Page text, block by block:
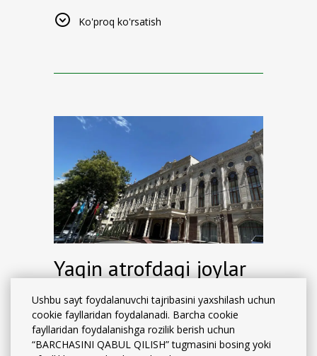
Ushbu sayt foydalanuvchi tajribasini yaxshilash uchun
cookie fayllaridan foydalanadi. Barcha cookie
fayllaridan foydalanishga rozilik berish uchun
“BARCHASINI QABUL QILISH” tugmasini bosing yoki
Transfer xizmatidan foydalanganda, iltimos,
ma'murlarga +998332211777 raqami orqali
Ko'proq ko'rsatish
Yaqin atrofdagi joylar
haqida ma'lumot!
King Plaza mehmonxonasini tanlab, siz
Toshkentda ish safari, korporativ turar joy va